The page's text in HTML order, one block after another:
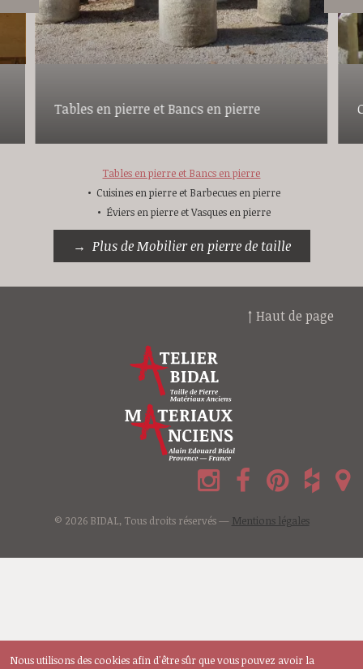
Tables en pierre et Bancs en pierre
Tables en pierre et Bancs en pierre
Cuisines en pierre et Barbecues en pierre
Éviers en pierre et Vasques en pierre
Plus de Mobilier en pierre de taille
↑ Haut de page
© 2026 BIDAL, Tous droits réservés — Mentions légales
Nous utilisons des cookies afin d'être sûr que vous pouvez avoir la